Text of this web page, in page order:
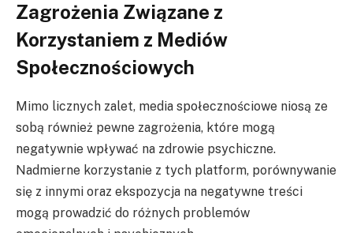
Zagrożenia Związane z
Korzystaniem z Mediów
Społecznościowych
Mimo licznych zalet, media społecznościowe niosą ze
sobą również pewne zagrożenia, które mogą
negatywnie wpływać na zdrowie psychiczne.
Nadmierne korzystanie z tych platform, porównywanie
się z innymi oraz ekspozycja na negatywne treści
mogą prowadzić do różnych problemów